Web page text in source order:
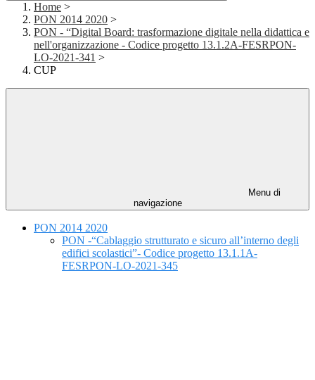
Home >
PON 2014 2020 >
PON - “Digital Board: trasformazione digitale nella didattica e
nell'organizzazione - Codice progetto 13.1.2A-FESRPON-
LO-2021-341 >
CUP
Menu di
navigazione
PON 2014 2020
PON -“Cablaggio strutturato e sicuro all’interno degli
edifici scolastici”- Codice progetto 13.1.1A-
FESRPON-LO-2021-345